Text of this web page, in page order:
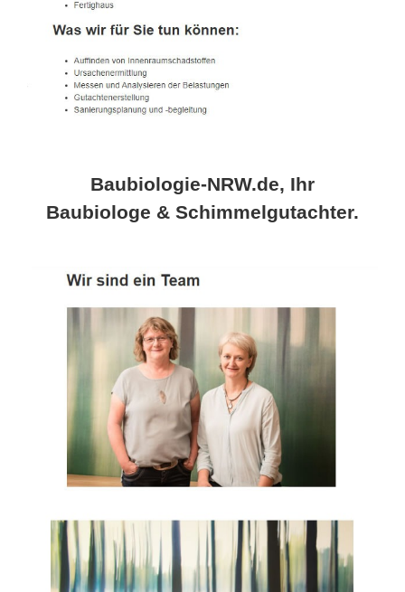
Baubiologie-NRW.de, Ihr
Baubiologe & Schimmelgutachter.